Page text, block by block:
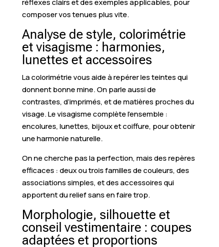
réflexes clairs et des exemples applicables, pour
composer vos tenues plus vite.
Analyse de style, colorimétrie
et visagisme : harmonies,
lunettes et accessoires
La colorimétrie vous aide à repérer les teintes qui
donnent bonne mine. On parle aussi de
contrastes, d’imprimés, et de matières proches du
visage. Le visagisme complète l’ensemble :
encolures, lunettes, bijoux et coiffure, pour obtenir
une harmonie naturelle.
On ne cherche pas la perfection, mais des repères
efficaces : deux ou trois familles de couleurs, des
associations simples, et des accessoires qui
apportent du relief sans en faire trop.
Morphologie, silhouette et
conseil vestimentaire : coupes
adaptées et proportions